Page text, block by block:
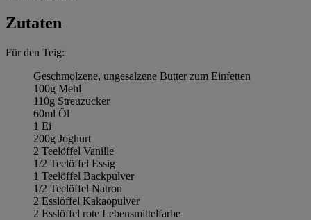
Zutaten
Für den Teig:
Geschmolzene, ungesalzene Butter zum Einfetten
100g Mehl
110g Streuzucker
60ml Öl
1 Ei
200g Joghurt
2 Teelöffel Vanille
1/2 Teelöffel Essig
1 Teelöffel Backpulver
1/2 Teelöffel Natron
2 Esslöffel Kakaopulver
2 Esslöffel rote Lebensmittelfarbe